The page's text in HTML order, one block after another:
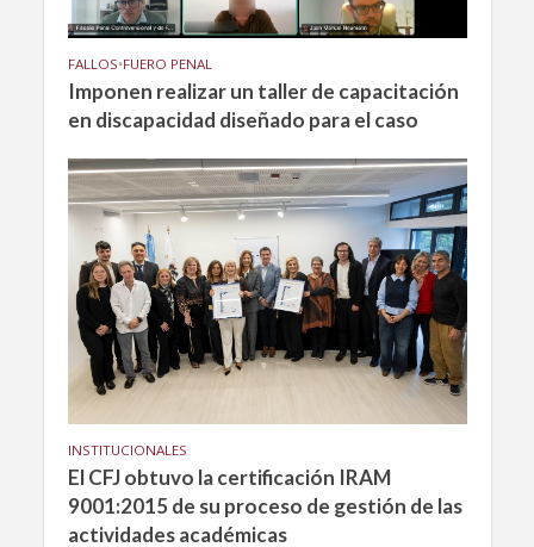
FALLOS•FUERO PENAL
Imponen realizar un taller de capacitación
en discapacidad diseñado para el caso
INSTITUCIONALES
El CFJ obtuvo la certificación IRAM
9001:2015 de su proceso de gestión de las
actividades académicas